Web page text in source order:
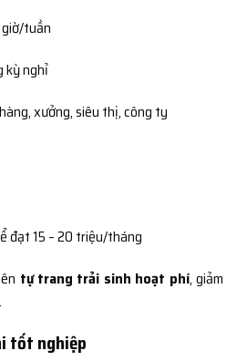
tuần
kỳ nghỉ
xưởng, siêu thị, công ty
đạt 15 – 20 triệu/tháng
tự trang trải sinh hoạt phí, giảm
tốt nghiệp